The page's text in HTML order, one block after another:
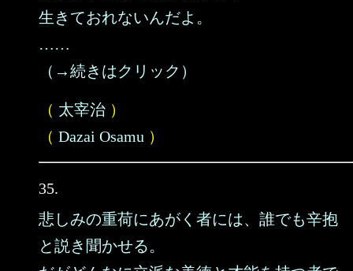
生きておれないんだよ。
……
（→続きはクリック）
（ 太宰治 ）
（ Dazai Osamu ）
35.
悲しみの重荷にあがく者には、誰でも辛抱
と説き聞かせる。